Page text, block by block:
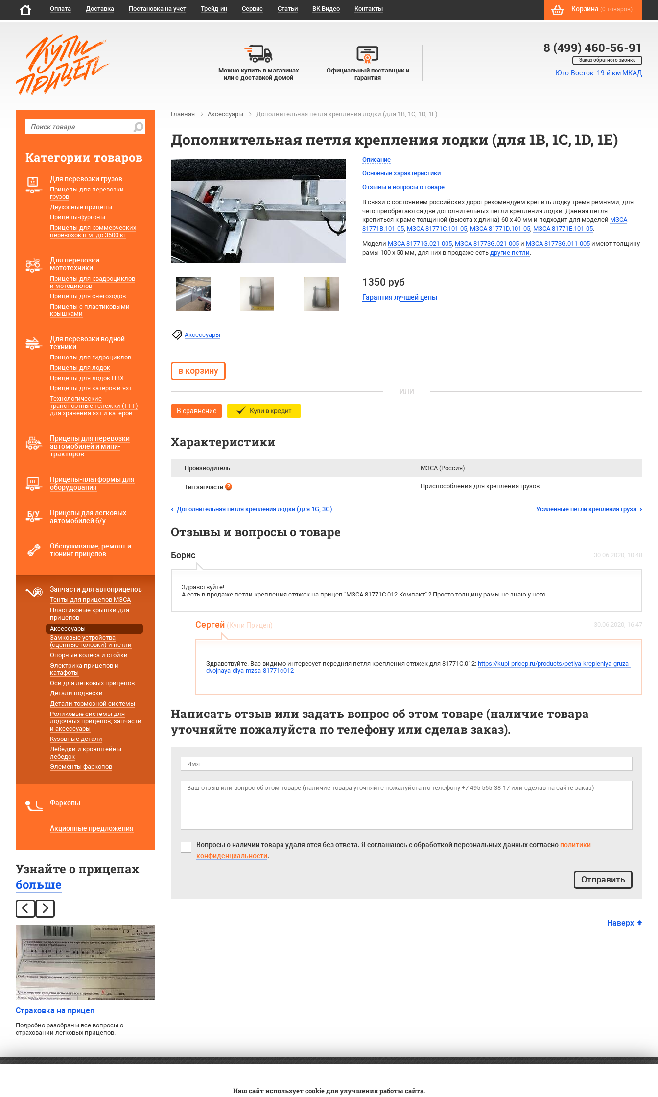
Оплата Доставка Постановка на учет Трейд-ин Сервис Статьи ВК Видео Контакты Корзина (0 товаров)
8 (499) 460-56-91
Заказ обратного звонка
Юго-Восток: 19-й км МКАД
Можно купить в магазинах
или с доставкой домой
Официальный поставщик и
гарантия
Главная Аксессуары Дополнительная петля крепления лодки (для 1B, 1C, 1D, 1E)
Дополнительная петля крепления лодки (для 1B, 1C, 1D, 1E)
Аксессуары
Описание
Основные характеристики
Отзывы и вопросы о товаре
В связи с состоянием российских дорог рекомендуем крепить лодку тремя ремнями, для
чего приобретаются две дополнительных петли крепления лодки. Данная петля
крепиться к раме толщиной (высота х длина) 60 х 40 мм и подходит для моделей МЗСА
81771B.101-05, МЗСА 81771C.101-05, МЗСА 81771D.101-05, МЗСА 81771E.101-05.
Модели МЗСА 81771G.021-005, МЗСА 81773G.021-005 и МЗСА 81773G.011-005 имеют толщину
рамы 100 х 50 мм, для них в продаже есть другие петли.
1350 руб
Гарантия лучшей цены
ИЛИ
В сравнение
Характеристики
Производитель МЗСА (Россия)
Тип запчасти Приспособления для крепления грузов
Дополнительная петля крепления лодки (для 1G, 3G) Усиленные петли крепления груза
Отзывы и вопросы о товаре
Борис 30.06.2020, 10:48
Здравствуйте!
А есть в продаже петли крепления стяжек на прицеп "МЗСА 81771С.012 Компакт" ? Просто толщину рамы не знаю у него.
Сергей (Купи Прицеп) 30.06.2020, 16:47
Здравствуйте. Вас видимо интересует передняя петля крепления стяжек для 81771C.012: https://kupi-pricep.ru/products/petlya-krepleniya-gruza-
dvojnaya-dlya-mzsa-81771c012
Написать отзыв или задать вопрос об этом товаре (наличие товара
уточняйте пожалуйста по телефону или сделав заказ).
Вопросы о наличии товара удаляются без ответа. Я соглашаюсь с обработкой персональных данных согласно политики
конфиденциальности.
Отправить
Наверх
Категории товаров
Для перевозки грузов
Прицепы для перевозки
грузов
Двухосные прицепы
Прицепы-фургоны
Прицепы для коммерческих
перевозок п.м. до 3500 кг
Для перевозки
мототехники
Прицепы для квадроциклов
и мотоциклов
Прицепы для снегоходов
Прицепы с пластиковыми
крышками
Для перевозки водной
техники
Прицепы для гидроциклов
Прицепы для лодок
Прицепы для лодок ПВХ
Прицепы для катеров и яхт
Технологические
транспортные тележки (ТТТ)
для хранения яхт и катеров
Прицепы для перевозки
автомобилей и мини-
тракторов
Прицепы-платформы для
оборудования
Прицепы для легковых
автомобилей б/у
Обслуживание, ремонт и
тюнинг прицепов
Запчасти для автоприцепов
Тенты для прицепов МЗСА
Пластиковые крышки для
прицепов
Аксессуары
Замковые устройства
(сцепные головки) и петли
Опорные колеса и стойки
Электрика прицепов и
катафоты
Оси для легковых прицепов
Детали подвески
Детали тормозной системы
Роликовые системы для
лодочных прицепов, запчасти
и аксессуары
Кузовные детали
Лебёдки и кронштейны
лебедок
Элементы фаркопов
Фаркопы
Акционные предложения
Узнайте о прицепах
больше
Страховка на прицеп
Подробно разобраны все вопросы о
страховании легковых прицепов.
Сервис
Контакты
Наш сайт использует cookie для улучшения работы сайта.